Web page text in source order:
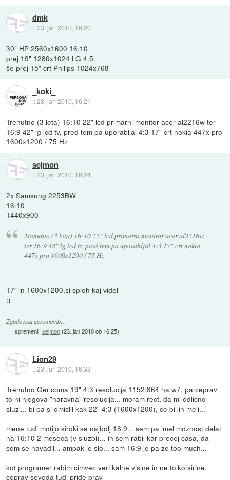
dmk
::23. jan 2010, 16:20
30" HP 2560x1600 16:10
prej 19" 1280x1024 LG 4:5
še prej 15" crt Philips 1024x768
_koki_
::23. jan 2010, 16:21
Trenutno (3 leta) 16:10 22" lcd primarni monitor acer al2216w ter
16:9 42" lg lcd tv, pred tem pa uporabljal 4:3 17" crt nokia 447x pro
1600x1200 / 75 Hz
sejmon
::23. jan 2010, 16:24
2x Samsung 2253BW
16:10
1440x900
Trenutno (3 leta) 16:10 22" lcd primarni monitor acer al2216w
ter 16:9 42" lg lcd tv, pred tem pa uporabljal 4:3 17" crt nokia
447x pro 1600x1200 / 75 Hz
17" in 1600x1200,si sploh kaj videl
:)
Zgodovina sprememb…
spremenil:sejmon(23. jan 2010 ob 16:25)
Lion29
::23. jan 2010, 16:33
Trenutno Gericoma 19" 4:3 resolucija 1152:864 na w7, pa ceprav
to ni njegova "naravna" resolucija... moram rect, da mi odlicno
sluzi... bi pa si omislil kak 22" 4:3 (1600x1200), ce bi jih meli...
mene tudi motijo siroki se najbolj 16:9... sem pa imel moznost delat
na 16:10 2 meseca (v sluzbi)... in sem rabil kar precej casa, da
sem se navadil... ampak je slo... sam 16:9 je pa ze too much...
kot programer rabim cimvec vertikalne visine in ne tolko sirine,
ceprav seveda tudi pride prav